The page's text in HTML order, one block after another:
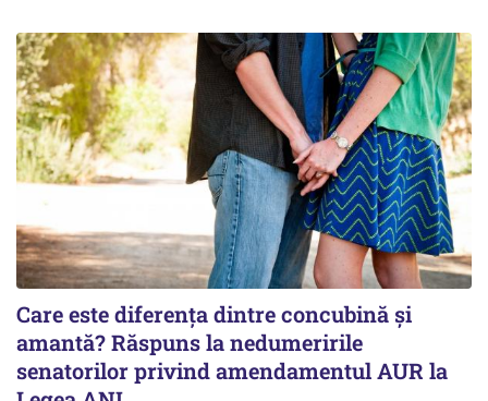
Care este diferența dintre concubină și
amantă? Răspuns la nedumeririle
senatorilor privind amendamentul AUR la